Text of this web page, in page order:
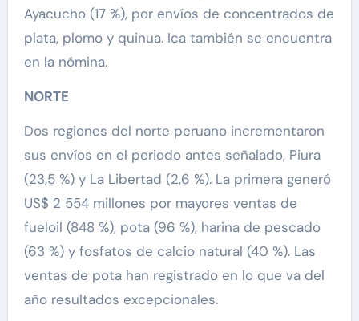
Ayacucho (17 %), por envíos de concentrados de
plata, plomo y quinua. Ica también se encuentra
en la nómina.
NORTE
Dos regiones del norte peruano incrementaron
sus envíos en el periodo antes señalado, Piura
(23,5 %) y La Libertad (2,6 %). La primera generó
US$ 2 554 millones por mayores ventas de
fueloil (848 %), pota (96 %), harina de pescado
(63 %) y fosfatos de calcio natural (40 %). Las
ventas de pota han registrado en lo que va del
año resultados excepcionales.